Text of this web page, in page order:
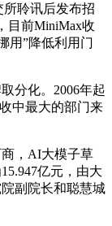
聆讯后发布招
目前MiniMax收
用”降低利用门
分化。2006年起
中最大的部门来
，AI大模子草
亿元，由大
副院长和聪慧城